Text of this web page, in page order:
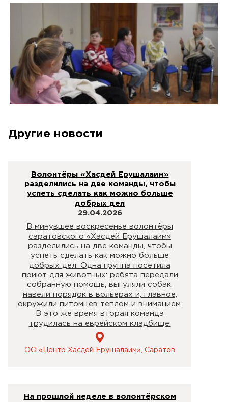
Другие новости
Волонтёры «Хасдей Ерушалаим»
разделились на две команды, чтобы
успеть сделать как можно больше
добрых дел
29.04.2026
В минувшее воскресенье волонтёры
саратовского «Хасдей Ерушалаим»
разделились на две команды, чтобы
успеть сделать как можно больше
добрых дел. Одна группа посетила
приют для животных: ребята передали
собранную помощь, выгуляли собак,
навели порядок в вольерах и, главное,
окружили питомцев теплом и вниманием.
В это же время вторая команда
трудилась на еврейском кладбище.
ОО «Центр Хасдей Ерушалаим», Саратов
На прошлой неделе в волонтёрском